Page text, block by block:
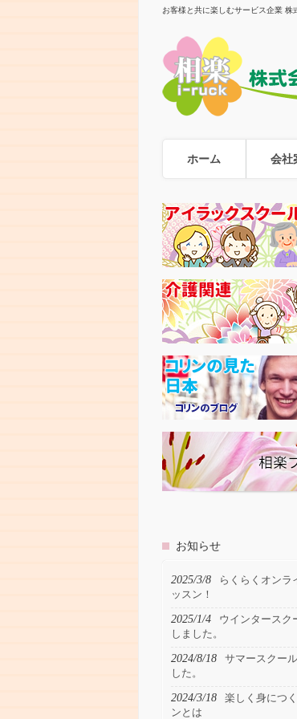
お客様と共に楽しむサービス企業 株
ホーム 会社
お知らせ
2025/3/8
らくらくオンラ
ッスン！
2025/1/4
ウインタースク
しました。
2024/8/18
サマースクー
した。
2024/3/18
楽しく身につ
ンとは